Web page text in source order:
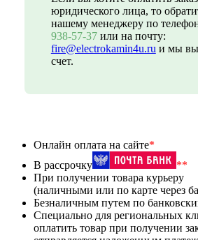
юридического лица, то
нашему менеджеру по
938-57-37или на почту:
fire@electrokamin4u.ru и мы
счет.
Онлайн оплата на сайте*
В рассрочку
**
При получении товара курьеру
(наличными или по карте через
Безналичным путем по
Специально для региональных
оплатить товар при получении